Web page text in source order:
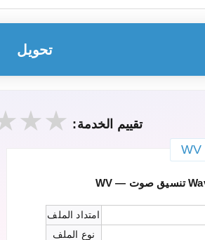
تحويل
تقييم الخدمة:
WV
امتداد الملف
نوع الملف